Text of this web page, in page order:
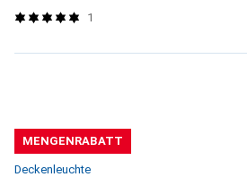
1
MENGENRABATT
Deckenleuchte